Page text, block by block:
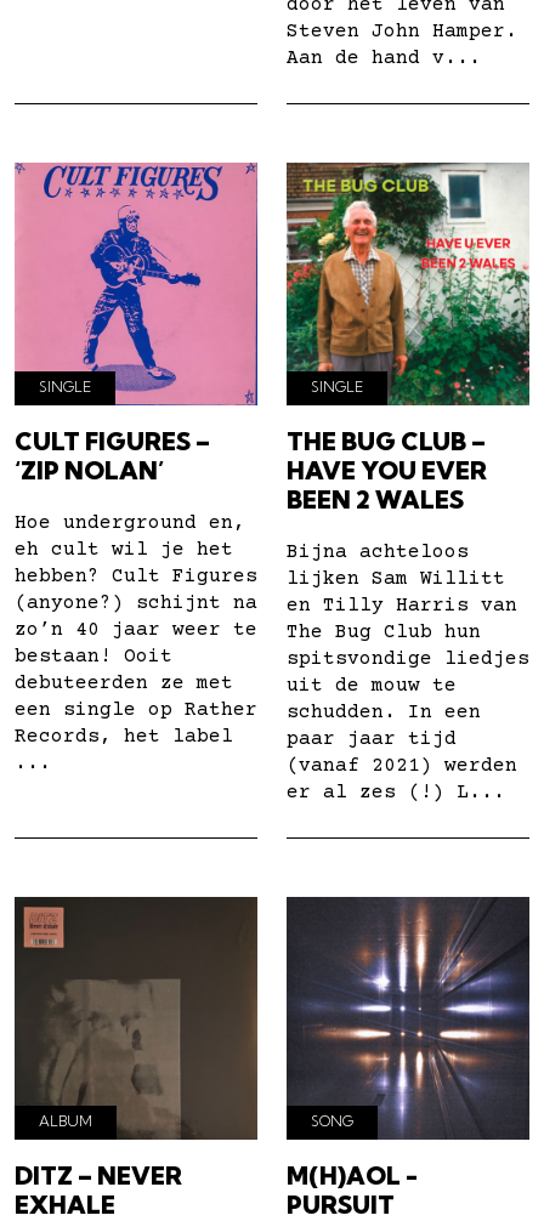
door het leven van
Steven John Hamper.
Aan de hand v...
SINGLE
CULT FIGURES –
‘ZIP NOLAN’
Hoe underground en,
eh cult wil je het
hebben? Cult Figures
(anyone?) schijnt na
zo’n 40 jaar weer te
bestaan! Ooit
debuteerden ze met
een single op Rather
Records, het label
...
SINGLE
THE BUG CLUB –
HAVE YOU EVER
BEEN 2 WALES
Bijna achteloos
lijken Sam Willitt
en Tilly Harris van
The Bug Club hun
spitsvondige liedjes
uit de mouw te
schudden. In een
paar jaar tijd
(vanaf 2021) werden
er al zes (!) L...
ALBUM
DITZ – NEVER
EXHALE
SONG
M(H)AOL -
PURSUIT